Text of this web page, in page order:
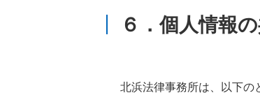
６．個人情報
北浜法律事務所は、以下の